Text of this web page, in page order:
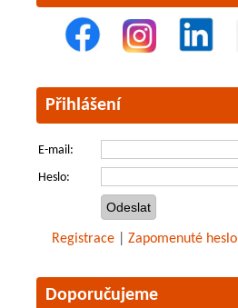
Přihlášení
E-mail:
Heslo:
Registrace Zapomenuté heslo
Doporučujeme